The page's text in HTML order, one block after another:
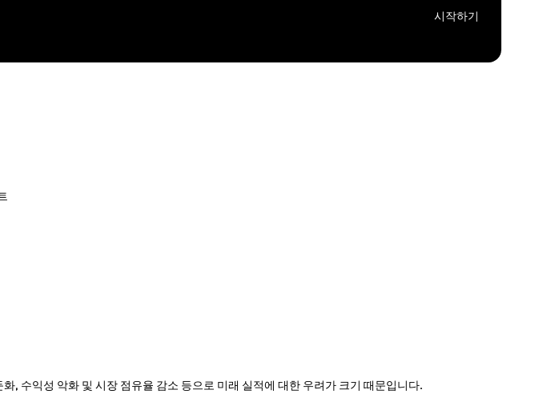
시작하기
수익성 악화 및 시장 점유율 감소 등으로 미래 실적에 대한 우려가 크기 때문입니다.